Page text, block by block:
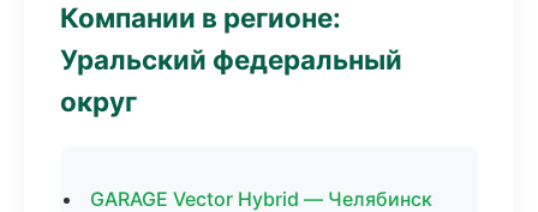
Компании в регионе:
Уральский федеральный
округ
GARAGE Vector Hybrid — Челябинск